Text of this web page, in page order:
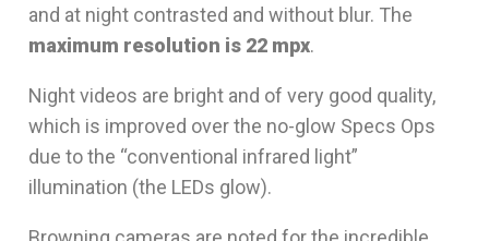
and at night contrasted and without blur. The
maximum resolution is 22 mpx.
Night videos are bright and of very good quality,
which is improved over the no-glow Specs Ops
due to the “conventional infrared light”
illumination (the LEDs glow).